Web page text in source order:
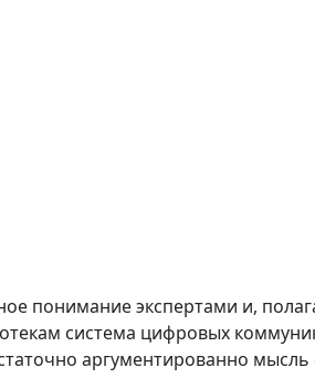
понимание экспертами и,
система цифровых
аргументированно мысль